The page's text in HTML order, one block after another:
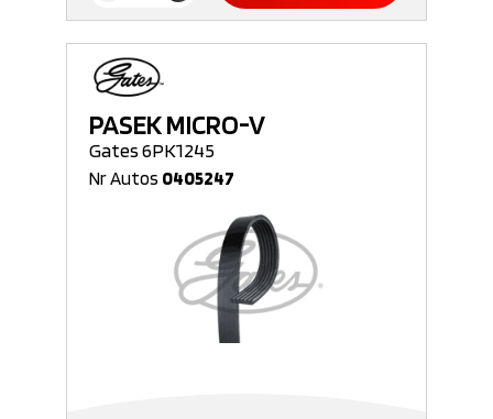
PASEK MICRO-V
Gates 6PK1245
Nr Autos 0405247